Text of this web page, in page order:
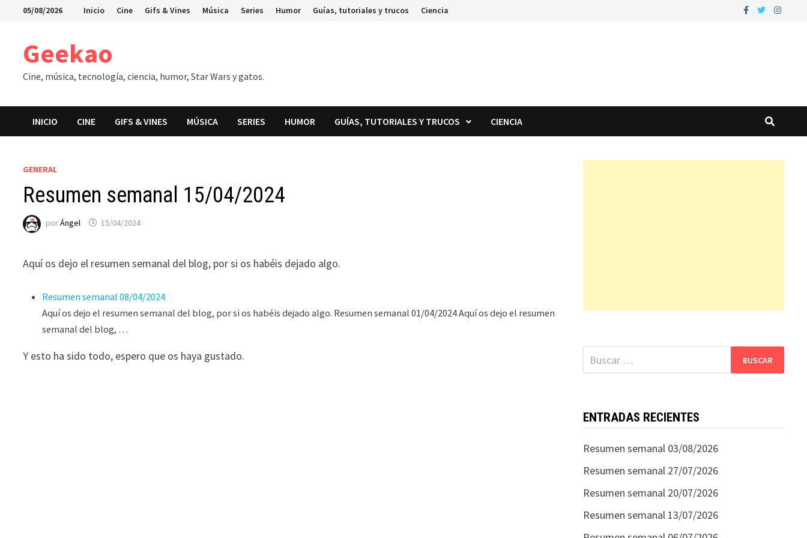
Saltar05/08/2026 Inicio Cine Gifs & Vines Música Series Humor Guías, tutoriales y trucos Ciencia
Geekao
Cine, música, tecnología, ciencia, humor, Star Wars y gatos.
INICIO CINE GIFS & VINES MÚSICA SERIES HUMOR GUÍAS, TUTORIALES Y TRUCOS CIENCIA
GENERAL
Resumen semanal 15/04/2024
porÁngel 15/04/2024
Aquí os dejo el resumen semanal del blog, por si os habéis dejado algo.
Resumen semanal 08/04/2024
Aquí os dejo el resumen semanal del blog, por si os habéis dejado algo. Resumen semanal 01/04/2024 Aquí os dejo el resumen
semanal del blog, …
Y esto ha sido todo, espero que os haya gustado. Buscar:
ENTRADAS RECIENTES
Resumen semanal 03/08/2026
Resumen semanal 27/07/2026
Resumen semanal 20/07/2026
Resumen semanal 13/07/2026